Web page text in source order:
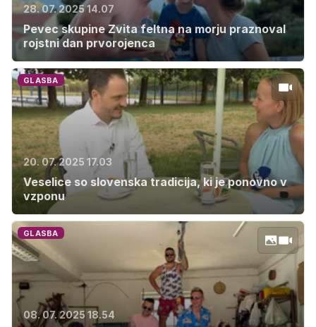
28. 07. 2025 14.07
Pevec skupine Zvita feltna na morju praznoval
rojstni dan prvorojenca
GLASBA
20. 07. 2025 17.03
Veselice so slovenska tradicija, ki je ponovno v
vzponu
GLASBA
08. 07. 2025 18.54